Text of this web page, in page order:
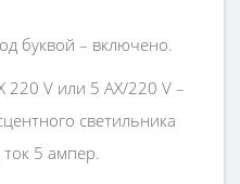
буквой – включено.
V или 5 АХ/220 V –
светильника
5 ампер.